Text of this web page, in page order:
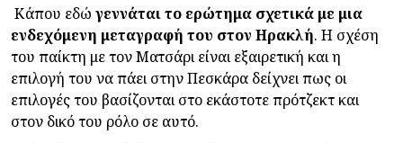
Κάπου εδώ γεννάται το ερώτημα σχετικά με μια
ενδεχόμενη μεταγραφή του στον Ηρακλή. Η σχέση
του παίκτη με τον Ματσάρι είναι εξαιρετική και η
επιλογή του να πάει στην Πεσκάρα δείχνει πως οι
επιλογές του βασίζονται στο εκάστοτε πρότζεκτ και
στον δικό του ρόλο σε αυτό.